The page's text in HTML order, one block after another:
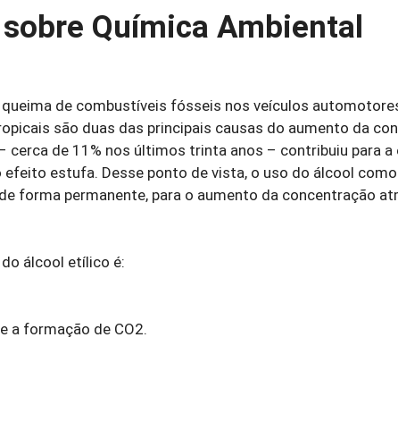
Química Ambiental
queima de combustíveis fósseis nos veículos
são duas das principais causas do aumento da
cerca de 11% nos últimos trinta anos – contribuiu para a
estufa. Desse ponto de vista, o uso do álcool
forma permanente, para o aumento da concentração
álcool etílico é:
a formação de CO2.